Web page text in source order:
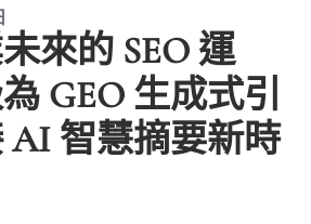
來的 SEO 運
GEO 生成式引
AI 智慧摘要新時